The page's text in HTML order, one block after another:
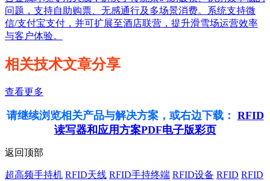
问题，支持自助购票、无感通行及多场景消费。系统支持微
信/支付宝支付，并可扩展至酒店联营，提升滑雪场运营效率
与客户体验。
相关技术文章分享
查看更多
请继续浏览相关产品与解决方案，或右边下载： RFID
读写器和应用方案PDF电子版彩页
返回顶部
超高频手持机 RFID天线 RFID手持终端 RFID设备 RFID RFID